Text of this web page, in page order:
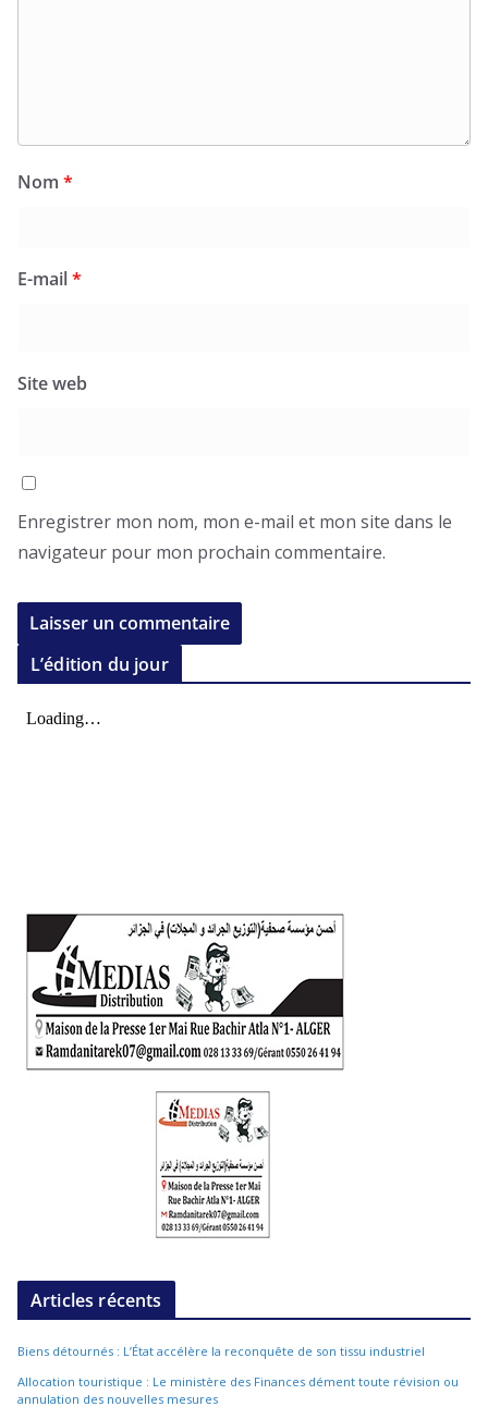
Nom *
E-mail*
Site web
Enregistrer mon nom, mon e-mail et mon site dans le
navigateur pour mon prochain commentaire.
L’édition du jour
Articles récents
Biens détournés : L’État accélère la reconquête de son tissu industriel
Allocation touristique : Le ministère des Finances dément toute révision ou
annulation des nouvelles mesures